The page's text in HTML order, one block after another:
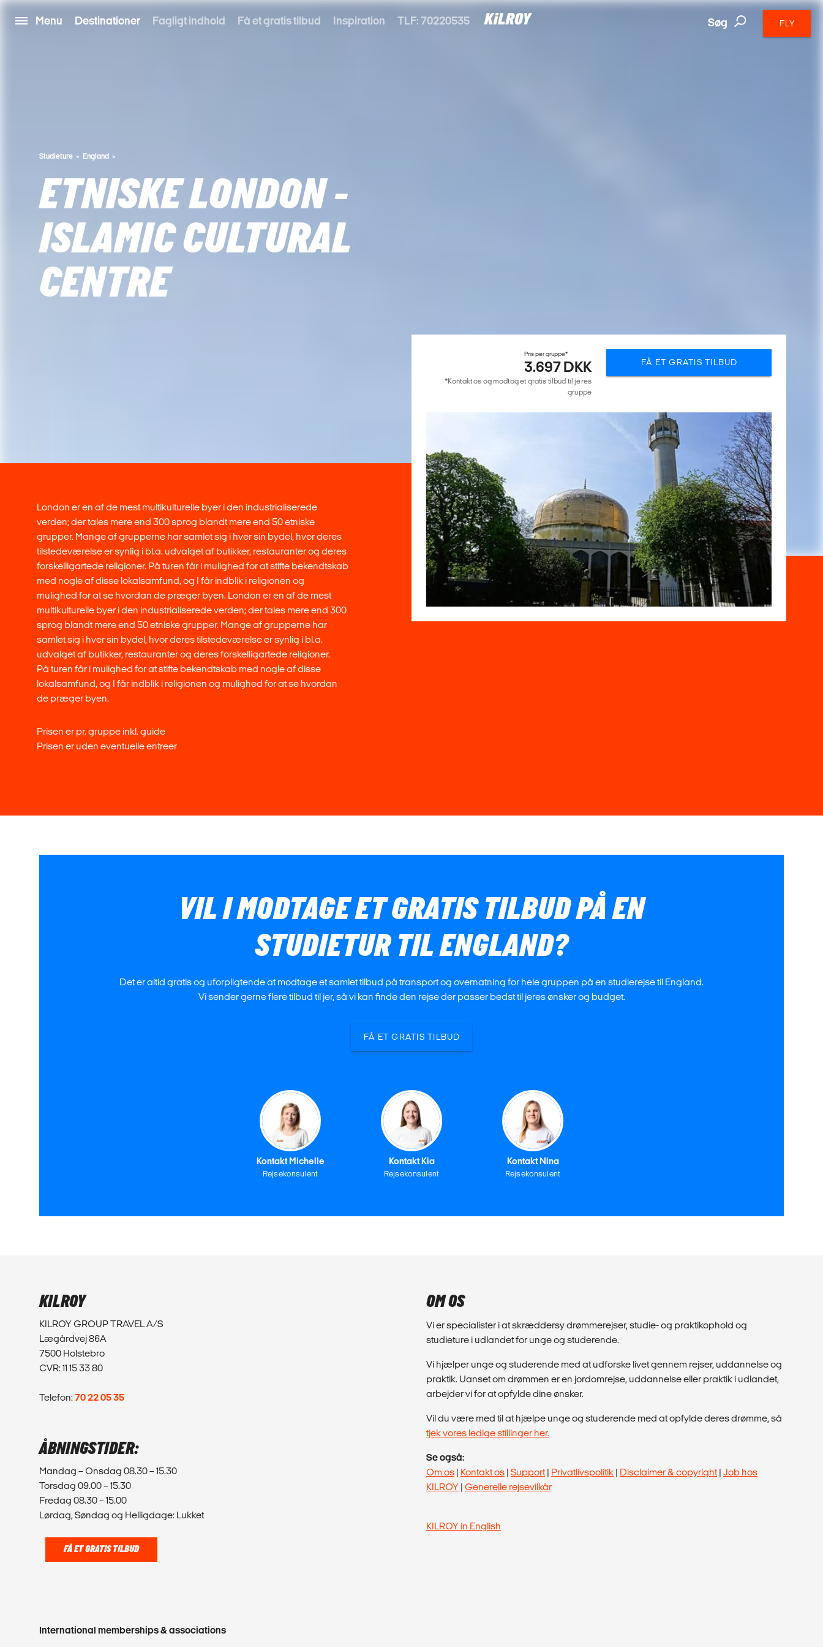
Menu Destinationer Fagligt indhold Få et gratis tilbud Inspiration TLF: 70220535 Søg FLY
Studieture England
ETNISKE LONDON -
ISLAMIC CULTURAL
CENTRE
London er en af de mest multikulturelle byer i den industrialiserede
verden; der tales mere end 300 sprog blandt mere end 50 etniske
grupper. Mange af grupperne har samlet sig i hver sin bydel, hvor deres
tilstedeværelse er synlig i bl.a. udvalget af butikker, restauranter og deres
forskelligartede religioner. På turen får i mulighed for at stifte bekendtskab
med nogle af disse lokalsamfund, og I får indblik i religionen og
mulighed for at se hvordan de præger byen. London er en af de mest
multikulturelle byer i den industrialiserede verden; der tales mere end 300
sprog blandt mere end 50 etniske grupper. Mange af grupperne har
samlet sig i hver sin bydel, hvor deres tilstedeværelse er synlig i bl.a.
udvalget af butikker, restauranter og deres forskelligartede religioner.
På turen får i mulighed for at stifte bekendtskab med nogle af disse
lokalsamfund, og I får indblik i religionen og mulighed for at se hvordan
de præger byen.
Prisen er pr. gruppe inkl. guide
Prisen er uden eventuelle entreer
Pris per gruppe*
3.697 DKK
*Kontakt os og modtag et gratis tilbud til jeres
gruppe
FÅ ET GRATIS TILBUD
VIL I MODTAGE ET GRATIS TILBUD PÅ EN
STUDIETUR TIL ENGLAND?
Det er altid gratis og uforpligtende at modtage et samlet tilbud på transport og overnatning for hele gruppen på en studierejse til England.
Vi sender gerne flere tilbud til jer, så vi kan finde den rejse der passer bedst til jeres ønsker og budget.
FÅ ET GRATIS TILBUD
Kontakt Michelle
Rejsekonsulent
Kontakt Kia
Rejsekonsulent
Kontakt Nina
Rejsekonsulent
KILROY
KILROY GROUP TRAVEL A/S
Lægårdvej 86A
7500 Holstebro
CVR: 11 15 33 80
Telefon:70 22 05 35
ÅBNINGSTIDER:
Mandag – Onsdag 08.30 – 15.30
Torsdag 09.00 – 15.30
Fredag 08.30 – 15.00
Lørdag, Søndag og Helligdage: Lukket
FÅ ET GRATIS TILBUD
OM OS
Vi er specialister i at skræddersy drømmerejser, studie- og praktikophold og
studieture i udlandet for unge og studerende.
Vi hjælper unge og studerende med at udforske livet gennem rejser, uddannelse og
praktik. Uanset om drømmen er en jordomrejse, uddannelse eller praktik i udlandet,
arbejder vi for at opfylde dine ønsker.
Vil du være med til at hjælpe unge og studerende med at opfylde deres drømme, så
tjek vores ledige stillinger her.
Se også:
Om os | Kontakt os | Support| Privatlivspolitik | Disclaimer & copyright| Job hos
KILROY | Generelle rejsevilkår
KILROY in English
International memberships & associations